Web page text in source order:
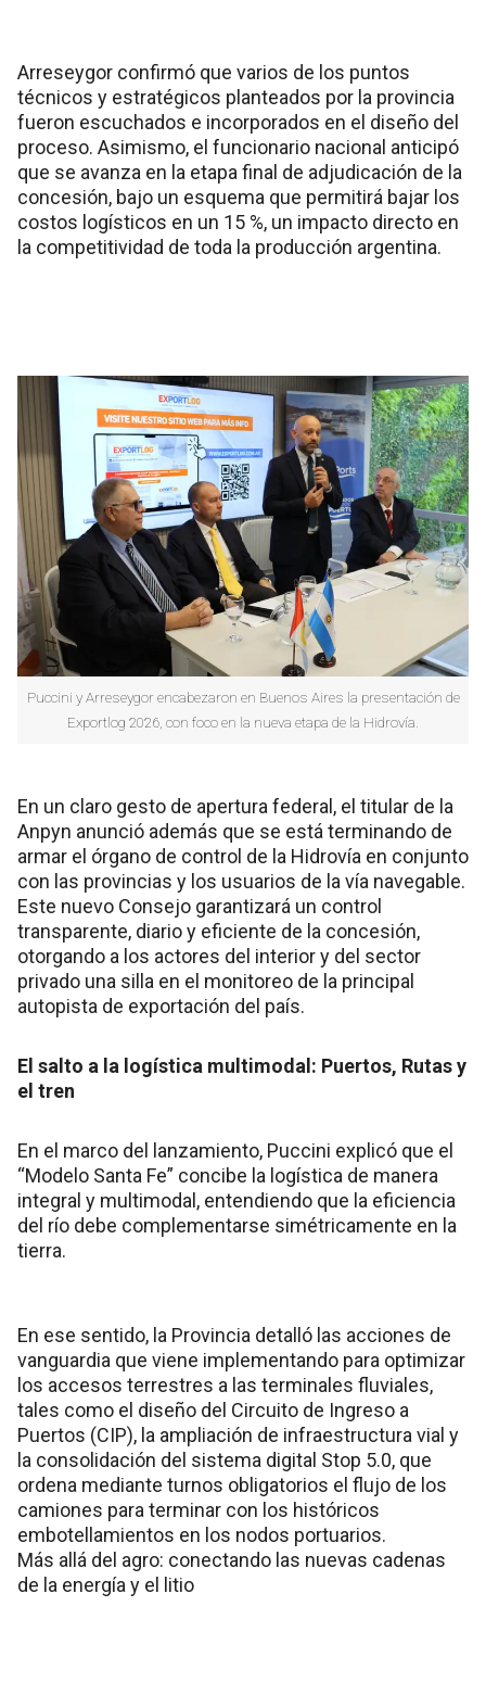
Arreseygor confirmó que varios de los puntos
técnicos y estratégicos planteados por la provincia
fueron escuchados e incorporados en el diseño del
proceso. Asimismo, el funcionario nacional anticipó
que se avanza en la etapa final de adjudicación de la
concesión, bajo un esquema que permitirá bajar los
costos logísticos en un 15 %, un impacto directo en
la competitividad de toda la producción argentina.
Puccini y Arreseygor encabezaron en Buenos Aires la presentación de
Exportlog 2026, con foco en la nueva etapa de la Hidrovía.
En un claro gesto de apertura federal, el titular de la
Anpyn anunció además que se está terminando de
armar el órgano de control de la Hidrovía en conjunto
con las provincias y los usuarios de la vía navegable.
Este nuevo Consejo garantizará un control
transparente, diario y eficiente de la concesión,
otorgando a los actores del interior y del sector
privado una silla en el monitoreo de la principal
autopista de exportación del país.
El salto a la logística multimodal: Puertos, Rutas y
el tren
En el marco del lanzamiento, Puccini explicó que el
“Modelo Santa Fe” concibe la logística de manera
integral y multimodal, entendiendo que la eficiencia
del río debe complementarse simétricamente en la
tierra.
En ese sentido, la Provincia detalló las acciones de
vanguardia que viene implementando para optimizar
los accesos terrestres a las terminales fluviales,
tales como el diseño del Circuito de Ingreso a
Puertos (CIP), la ampliación de infraestructura vial y
la consolidación del sistema digital Stop 5.0, que
ordena mediante turnos obligatorios el flujo de los
camiones para terminar con los históricos
embotellamientos en los nodos portuarios.
Más allá del agro: conectando las nuevas cadenas
de la energía y el litio